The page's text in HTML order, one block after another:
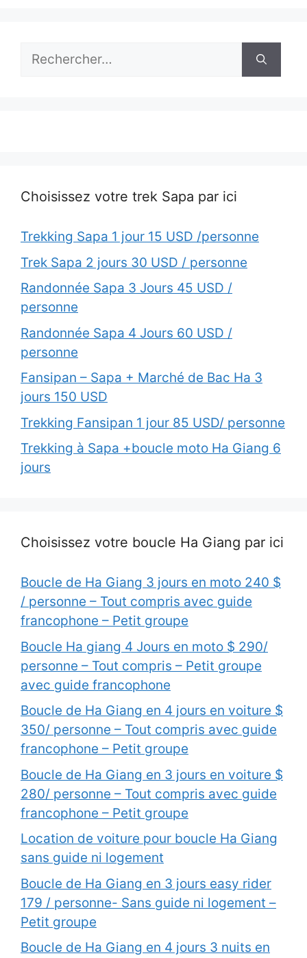
Rechercher :
Choisissez votre trek Sapa par ici
Trekking Sapa 1 jour 15 USD /personne
Trek Sapa 2 jours 30 USD / personne
Randonnée Sapa 3 Jours 45 USD /
personne
Randonnée Sapa 4 Jours 60 USD /
personne
Fansipan – Sapa + Marché de Bac Ha 3
jours 150 USD
Trekking Fansipan 1 jour 85 USD/ personne
Trekking à Sapa +boucle moto Ha Giang 6
jours
Choisissez votre boucle Ha Giang par ici
Boucle de Ha Giang 3 jours en moto 240 $
/ personne – Tout compris avec guide
francophone – Petit groupe
Boucle Ha giang 4 Jours en moto $ 290/
personne – Tout compris – Petit groupe
avec guide francophone
Boucle de Ha Giang en 4 jours en voiture $
350/ personne – Tout compris avec guide
francophone – Petit groupe
Boucle de Ha Giang en 3 jours en voiture $
280/ personne – Tout compris avec guide
francophone – Petit groupe
Location de voiture pour boucle Ha Giang
sans guide ni logement
Boucle de Ha Giang en 3 jours easy rider
179 / personne- Sans guide ni logement –
Petit groupe
Boucle de Ha Giang en 4 jours 3 nuits en